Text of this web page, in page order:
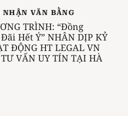
NHẬN VĂN BẰNG
TRÌNH: “Đồng
Hết Ý” NHÂN DỊP KỶ
ĐỘNG HT LEGAL VN
VẤN UY TÍN TẠI HÀ